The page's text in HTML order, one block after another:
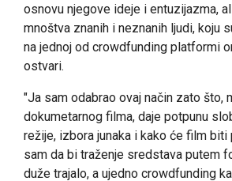
osnovu njegove ideje i entuzijazma,
mnoštva znanih i neznanih ljudi, koju
na jednoj od crowdfunding platformi
ostvari.
"Ja sam odabrao ovaj način zato što,
dokumetarnog filma, daje potpunu
režije, izbora junaka i kako će film biti
sam da bi traženje sredstava putem
duže trajalo, a ujedno crowdfunding